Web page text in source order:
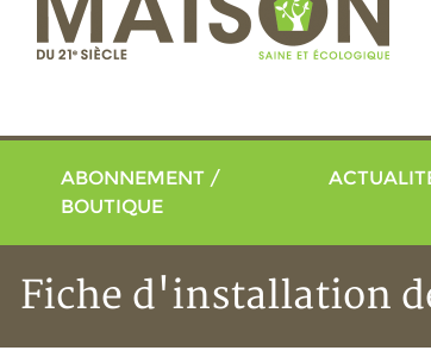
ABONNEMENT /
BOUTIQUE
Fiche d'installation